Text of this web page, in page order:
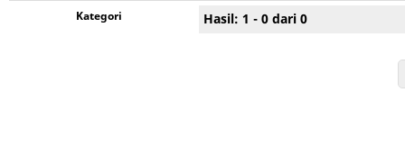
Kategori Hasil: 1 - 0 dari 0